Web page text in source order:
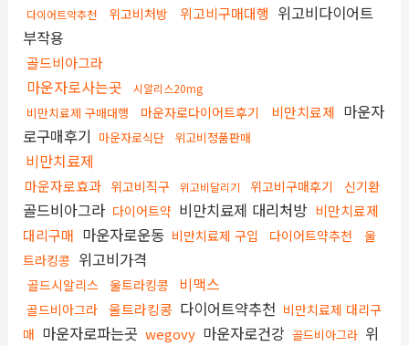
다이어트약추천 위고비처방 위고비구매대행 위고비다이어트
부작용
골드비아그라
마운자로사는곳 시알리스20mg
비만치료제 구매대행 마운자로다이어트후기 비만치료제 마운자
로구매후기 마운자로식단 위고비정품판매
비만치료제
마운자로효과 위고비직구 위고비달리기 위고비구매후기 신기환
골드비아그라 다이어트약 비만치료제 대리처방 비만치료제
대리구매 마운자로운동 비만치료제 구입 다이어트약추천
울
트라킹콩 위고비가격
골드시알리스 울트라킹콩 비맥스
골드비아그라 울트라킹콩 다이어트약추천 비만치료제 대리구
매 마운자로파는곳 wegovy 마운자로건강 골드비아그라 위